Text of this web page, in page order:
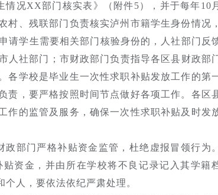
况XX部门核实表》（附件5），并于每年10月
、残联部门负责核实泸州市籍学生身份情况，
请学生需要相关部门核验身份的，人社部门反
人社部门；市财政部门负责指导各区县财政部
各学校是毕业生一次性求职补贴发放工作的第
责，要严格按照时间节点做好各项工作。各区
作的监管及服务，确保一次性求职补贴及时发
部门严格补贴资金监管，杜绝虚报冒领行为。
资金，并由所在学校将不良记录记入其学籍
人，要依法依纪严肃处理。